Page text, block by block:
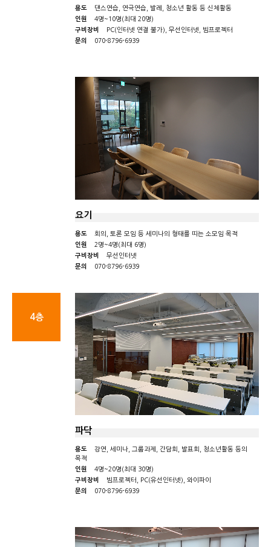
용도
댄스연습, 연극연습, 발레, 청소년 활동 등 신체활동
인원
4명~10명(최대 20명)
구비장비
PC(인터넷 연결 불가), 무선인터넷, 빔프로젝터
문의
070-8796-6939
요기
용도
회의, 토론 모임 등 세미나의 형태를 띠는 소모임 목적
인원
2명~4명(최대 6명)
구비장비
무선인터넷
문의
070-8796-6939
4층
파닥
용도
강연, 세미나, 그룹과제, 간담회, 발표회, 청소년활동 등의
목적
인원
4명~20명(최대 30명)
구비장비
빔프로젝터, PC(유선인터넷), 와이파이
문의
070-8796-6939